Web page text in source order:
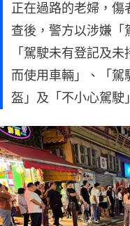
正在過路的老婦，傷
查後，警方以涉嫌「
「駕駛未有登記及
而使用車輛」、「駕
盔」及「不小心駕駛